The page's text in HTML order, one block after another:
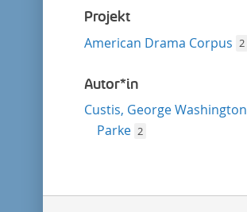
Projekt
American Drama Corpus 2
Autor*in
Custis, George Washington
Parke 2